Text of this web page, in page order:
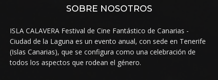
SOBRE NOSOTROS
ISLA CALAVERA Festival de Cine Fantástico de Canarias -
Ciudad de la Laguna es un evento anual, con sede en Tenerife
(Islas Canarias), que se configura como una celebración de
todos los aspectos que rodean el género.